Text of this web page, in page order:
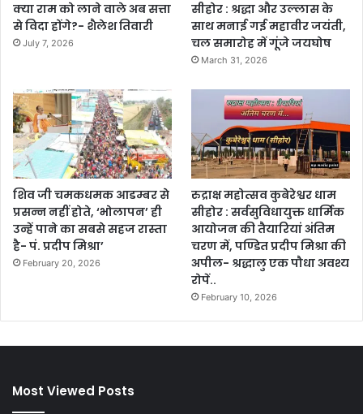
क्या राम को लाने वाले अब सत्ता
से विदा होंगे?- शैलेश तिवारी
July 7, 2026
सीहोर : श्रद्धा और उल्लास के
साथ मनाई गई महावीर जयंती,
चल समारोह में गूंजे जयघोष
March 31, 2026
शिव जी चमकधमक आडम्बर से
प्रसन्न नहीं होते, ‘भोलापन’ ही
उन्हें पाने का सबसे सहज रास्ता
है- पं. प्रदीप मिश्रा’
February 20, 2026
रुद्राक्ष महोत्सव कुबेरेश्वर धाम
सीहोर : सर्वसुविधायुक्त धार्मिक
आयोजन की तैयारियां अंतिम
चरण में, पण्डित प्रदीप मिश्रा की
अपील- श्रद्धालु एक पौधा अवश्य
रोपें..
February 10, 2026
Most Viewed Posts